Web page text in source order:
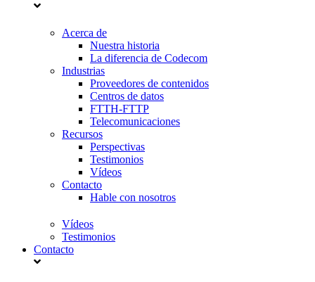
Acerca de
Nuestra historia
La diferencia de Codecom
Industrias
Proveedores de contenidos
Centros de datos
FTTH-FTTP
Telecomunicaciones
Recursos
Perspectivas
Testimonios
Vídeos
Contacto
Hable con nosotros
Vídeos
Testimonios
Contacto